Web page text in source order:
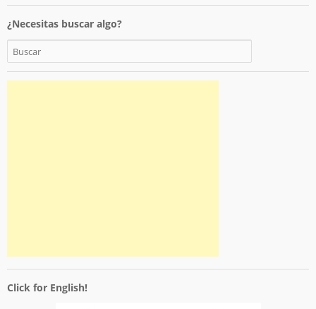
¿Necesitas buscar algo?
Click for English!